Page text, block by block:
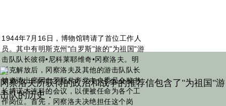
1944年7月16日，博物馆聘请了首位工作人
员。其中有明斯克州"白罗斯"旅的"为祖国"游
击队队长彼得•尼科莱耶维奇•冈察洛夫。明
斯克解放后，冈察洛夫及其他的游击队队长
被邀请出席同白罗斯共产党中央委员会秘书
长博诺木连科的会议，以便被任命为各个工
作岗位。首先，冈察洛夫决绝担任这个岗
冈察洛夫所获得的政治和战争的推荐信包含了"为祖国"游
击队的历史：